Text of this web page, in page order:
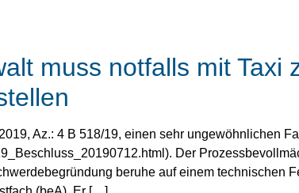
muss notfalls mit Taxi
Az.: 4 B 518/19, einen sehr ungewöhnlichen
Der
beruhe auf einem technischen